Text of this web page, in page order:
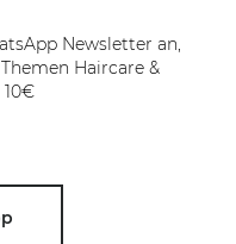
Newsletter an,
Haircare &